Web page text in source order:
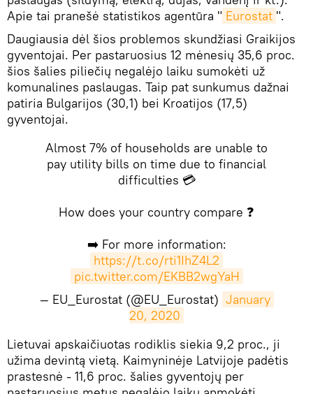
Apie tai pranešė statistikos agentūra " Eurostat ".
Daugiausia dėl šios problemos skundžiasi Graikijos
gyventojai. Per pastaruosius 12 mėnesių 35,6 proc.
šios šalies piliečių negalėjo laiku sumokėti už
komunalines paslaugas. Taip pat sunkumus dažnai
patiria Bulgarijos (30,1) bei Kroatijos (17,5)
gyventojai.
Almost 7% of households are unable to
pay utility bills on time due to financial
difficulties 💳
How does your country compare ❓
➡️ For more information:
https://t.co/rti1IhZ4L2
pic.twitter.com/EKBB2wgYaH
— EU_Eurostat (@EU_Eurostat) January
20, 2020
​Lietuvai apskaičiuotas rodiklis siekia 9,2 proc., ji
užima devintą vietą. Kaimyninėje Latvijoje padėtis
prastesnė - 11,6 proc. šalies gyventojų per